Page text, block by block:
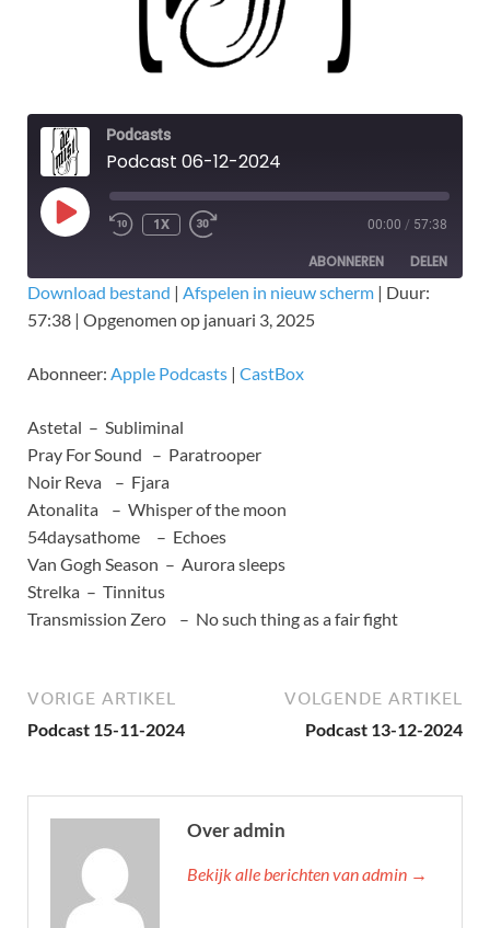
Podcasts
Podcast 06-12-2024
1X 00:00 / 57:38
ABONNEREN DELEN
Apple Podcasts CastBox
DELEN
LINK
Download bestand | Afspelen in nieuw scherm | Duur:
57:38 | Opgenomen op januari 3, 2025
Abonneer: Apple Podcasts | CastBox
Astetal – Subliminal
Pray For Sound – Paratrooper
Noir Reva – Fjara
Atonalita – Whisper of the moon
54daysathome – Echoes
Van Gogh Season – Aurora sleeps
Strelka – Tinnitus
Transmission Zero – No such thing as a fair fight
VORIGE ARTIKEL
Podcast 15-11-2024
VOLGENDE ARTIKEL
Podcast 13-12-2024
Over admin
Bekijk alle berichten van admin →